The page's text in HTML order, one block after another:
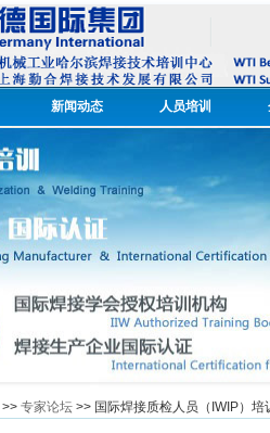
新闻动态 人员培训
>> 专家论坛 >> 国际焊接质检人员（IWIP）